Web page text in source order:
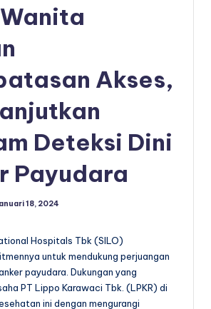
Akses,
Deteksi Dini
Payudara
18, 2024
Hospitals Tbk (SILO)
untuk mendukung perjuangan
payudara. Dukungan yang
PT Lippo Karawaci Tbk. (LPKR) di
ini dengan mengurangi